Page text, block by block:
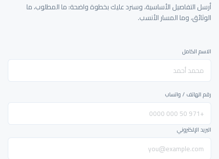
أرسل التفاصيل الأساسية، وسنرد عليك بخطوة واضحة: ما المطلوب، ما
الوثائق، وما المسار الأنسب.
الاسم الكامل
رقم الهاتف / واتساب
البريد الإلكتروني